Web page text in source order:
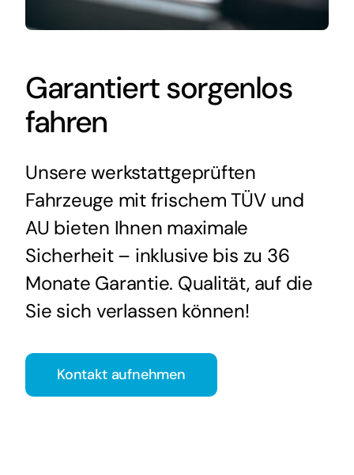
Garantiert sorgenlos
fahren
Unsere werkstattgeprüften
Fahrzeuge mit frischem TÜV und
AU bieten Ihnen maximale
Sicherheit – inklusive bis zu 36
Monate Garantie. Qualität, auf die
Sie sich verlassen können!
Kontakt aufnehmen